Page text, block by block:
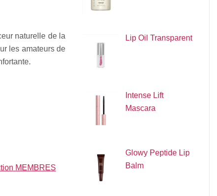
naturelle de la
les amateurs de
MEMBRES
Lip Oil Transparent
Intense Lift
Mascara
Glowy Peptide Lip
Balm